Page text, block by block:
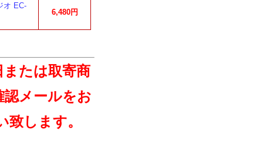
オ EC-
6,480円
たは取寄商
認メールをお
します。